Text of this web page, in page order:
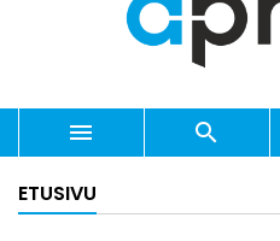
 
ETUSIVU